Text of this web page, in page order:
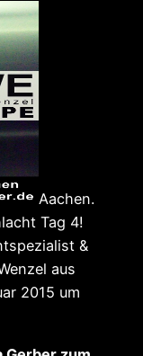
Aachen.
Tag 4!
&
aus
2015 um